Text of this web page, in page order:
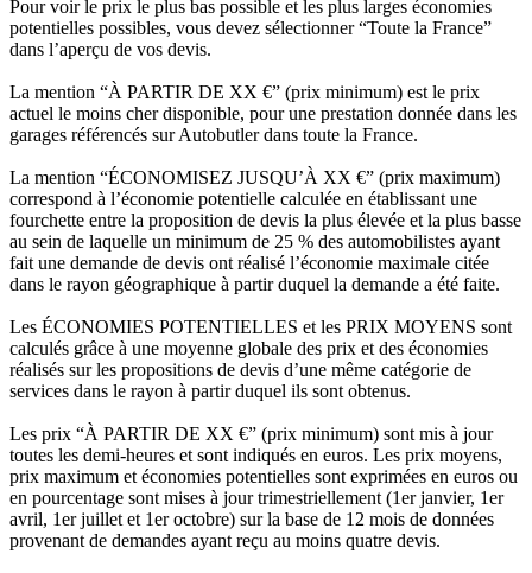
Pour voir le prix le plus bas possible et les plus larges économies
potentielles possibles, vous devez sélectionner “Toute la France”
dans l’aperçu de vos devis.
La mention “À PARTIR DE XX €” (prix minimum) est le prix
actuel le moins cher disponible, pour une prestation donnée dans les
garages référencés sur Autobutler dans toute la France.
La mention “ÉCONOMISEZ JUSQU’À XX €” (prix maximum)
correspond à l’économie potentielle calculée en établissant une
fourchette entre la proposition de devis la plus élevée et la plus basse
au sein de laquelle un minimum de 25 % des automobilistes ayant
fait une demande de devis ont réalisé l’économie maximale citée
dans le rayon géographique à partir duquel la demande a été faite.
Les ÉCONOMIES POTENTIELLES et les PRIX MOYENS sont
calculés grâce à une moyenne globale des prix et des économies
réalisés sur les propositions de devis d’une même catégorie de
services dans le rayon à partir duquel ils sont obtenus.
Les prix “À PARTIR DE XX €” (prix minimum) sont mis à jour
toutes les demi-heures et sont indiqués en euros. Les prix moyens,
prix maximum et économies potentielles sont exprimées en euros ou
en pourcentage sont mises à jour trimestriellement (1er janvier, 1er
avril, 1er juillet et 1er octobre) sur la base de 12 mois de données
provenant de demandes ayant reçu au moins quatre devis.